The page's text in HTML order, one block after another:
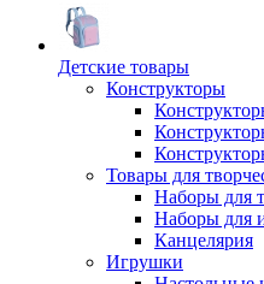
Детские товары
Конструкторы
Товары для
Наборы для
Наборы для
Канцелярия
Игрушки